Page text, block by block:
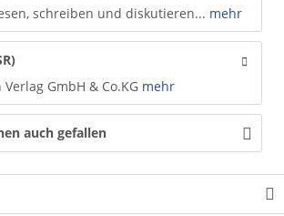
schreiben und diskutieren... mehr
GmbH & Co.KG mehr
auch gefallen